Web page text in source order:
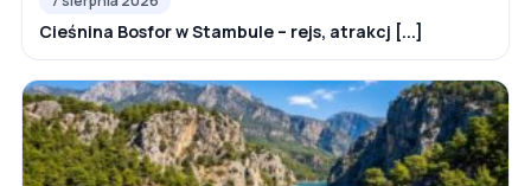
Cieśnina Bosfor w Stambule – rejs, atrakcj [...]